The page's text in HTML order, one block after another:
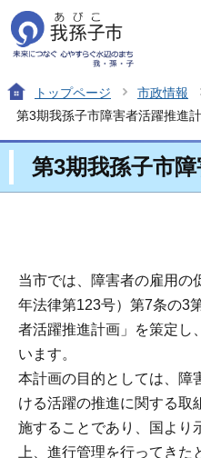
トップページ 市政情報
第3期我孫子市障害者活躍推進
第3期我孫子市
当市では、障害者の雇用の
年法律第123号）第7条の3
者活躍推進計画」を策定し
います。
本計画の目的としては、障
ける活躍の推進に関する取
施することであり、国より
上、進行管理を行ってきた